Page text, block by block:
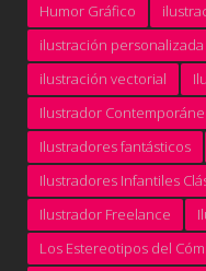
Humor Gráfico
ilustración personalizada
ilustración vectorial
Ilustrador
Ilustradores fantásticos
Ilustradores Infantiles
Ilustrador Freelance
Los Estereotipos del